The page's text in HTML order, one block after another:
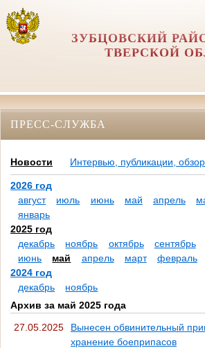
ЗУБЦОВСКИЙ
ТВЕРСКОЙ
ПРЕСС-СЛУЖБА
Новости Интервью, публикации,
2026 год
август
июль июнь май апрель
январь
2025 год
декабрь
ноябрь октябрь сентябрь
июнь
май апрель март февраль
2024 год
декабрь
ноябрь
Архив за май 2025 года
27.05.2025
Вынесен обвинительный
хранение боеприпасов